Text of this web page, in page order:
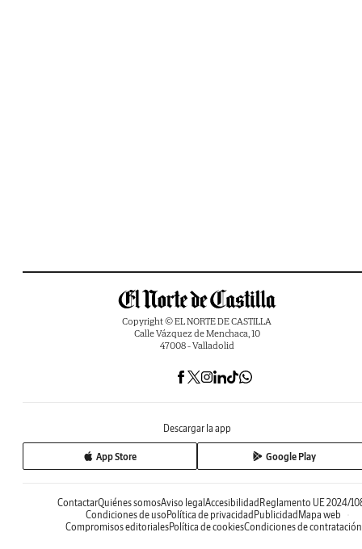
Copyright © EL NORTE DE CASTILLA
Calle Vázquez de Menchaca, 10
47008 - Valladolid
Descargar la app
App Store Google Play
ContactarQuiénes somosAviso legal Accesibilidad Reglamento UE 2024/
Condiciones de uso Política de privacidad Publicidad Mapa web
Compromisos editorialesPolítica de cookiesCondiciones de contratación